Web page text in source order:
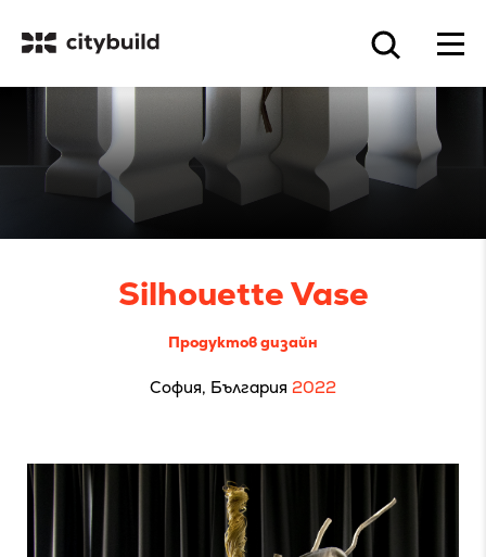
Silhouette Vase
Продуктов дизайн
София, България 2022